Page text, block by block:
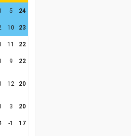
5 24
10 23
11 22
9 22
12 20
3 20
-1 17